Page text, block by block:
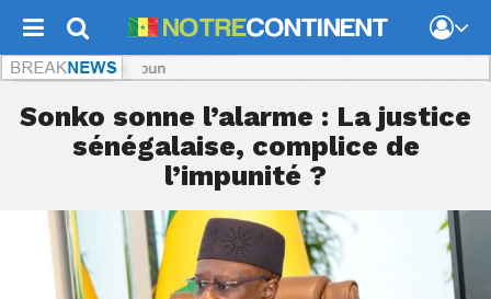
Sonko sonne l’alarme : La justice
sénégalaise, complice de
l’impunité ?